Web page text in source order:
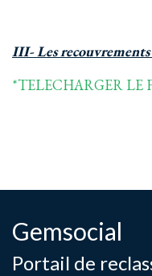
III- Les
*TELECHARGER LE
Gemsocial
Portail de